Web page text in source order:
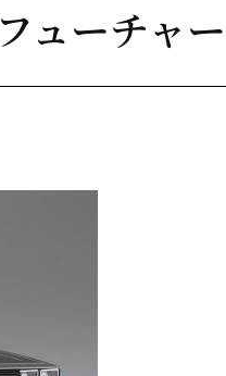
ューチャ